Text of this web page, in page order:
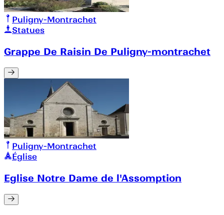
Puligny-Montrachet
Statues
Grappe De Raisin De Puligny-montrachet
Puligny-Montrachet
Église
Eglise Notre Dame de l'Assomption